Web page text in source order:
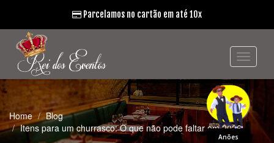
Anões
Parcelamos no cartão em até 10x
Home
Blog
Itens para um churrasco: O que não pode faltar em 2026